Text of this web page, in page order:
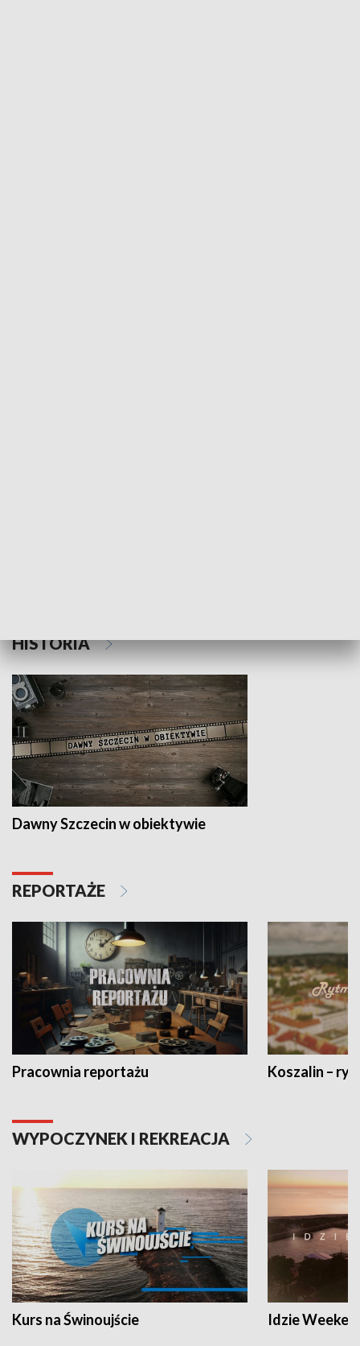
HISTORIA
Dawny Szczecin w obiektywie
REPORTAŻE
Pracownia reportażu Koszalin –
WYPOCZYNEK I REKREACJA
Kurs na Świnoujście Idzie